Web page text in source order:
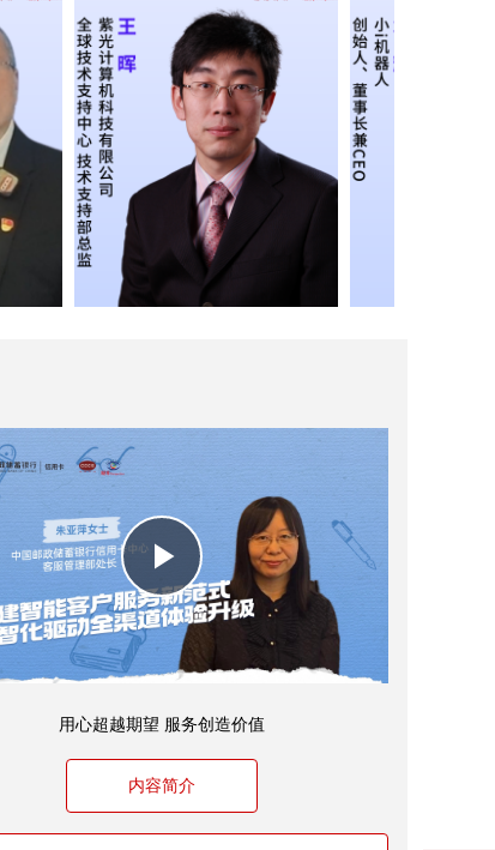
Play
Video
用心超越期望 服务创造价值
内容简介